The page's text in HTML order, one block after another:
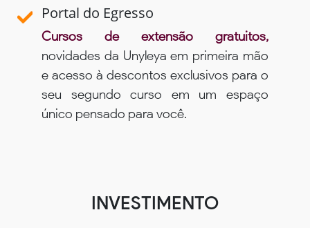
Portal do Egresso
Cursos de extensão gratuitos,
novidades da Unyleya em primeira mão
e acesso à descontos exclusivos para o
seu segundo curso em um espaço
único pensado para você.
INVESTIMENTO